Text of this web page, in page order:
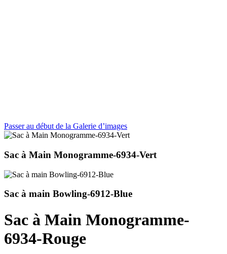
Passer au début de la Galerie d’images
Sac à Main Monogramme-6934-Vert
Sac à main Bowling-6912-Blue
Sac à Main Monogramme-
6934-Rouge